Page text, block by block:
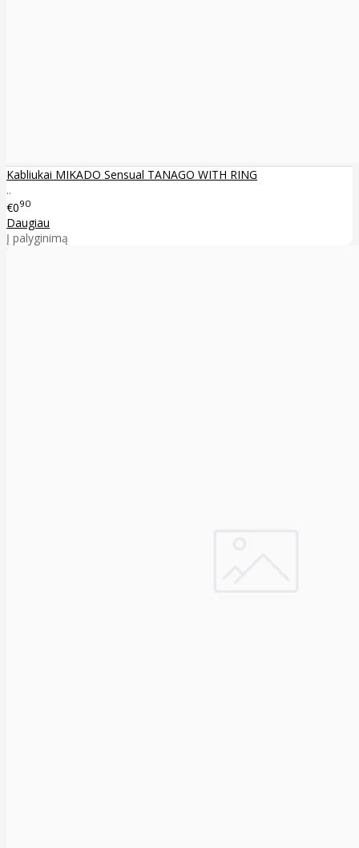
Kabliukai MIKADO Sensual TANAGO WITH RING
..
€090
Daugiau
Į palyginimą